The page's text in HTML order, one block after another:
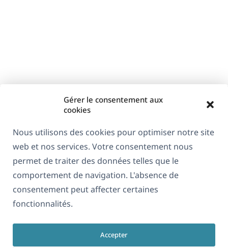
Gérer le consentement aux
cookies
Nous utilisons des cookies pour optimiser notre site
web et nos services. Votre consentement nous
permet de traiter des données telles que le
comportement de navigation. L'absence de
consentement peut affecter certaines
fonctionnalités.
Accepter
RGPD & Politique de confidentialité
Rejoignez notre équipe
dans
une
dans
une
dans